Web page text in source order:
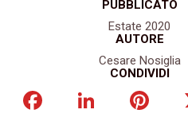
PUBBLICATO
Estate 2020
AUTORE
Cesare Nosiglia
CONDIVIDI
Facebook